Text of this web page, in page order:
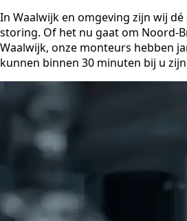
In Waalwijk en omgeving zijn wij
storing. Of het nu gaat om Noord-
Waalwijk, onze monteurs hebben
kunnen binnen 30 minuten bij u